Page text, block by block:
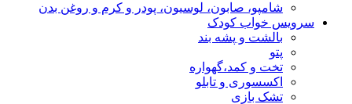
شامپو، صابون، لوسیون، پودر و کرم و روغن بدن
سرویس خواب کودک
بالشت و پشه بند
پتو
تخت و کمد،گهواره
اکسسوری و تابلو
تشک بازی